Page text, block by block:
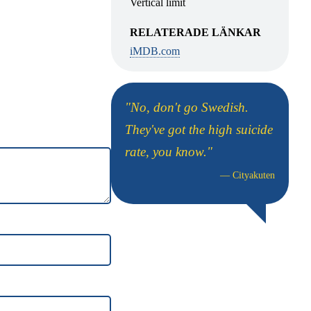
Vertical limit
RELATERADE LÄNKAR
iMDB.com
"No, don't go Swedish.
They've got the high suicide
rate, you know."
— Cityakuten